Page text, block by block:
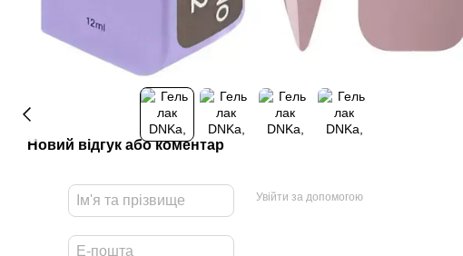
Новий відгук або коментар
Увійти за допомогою